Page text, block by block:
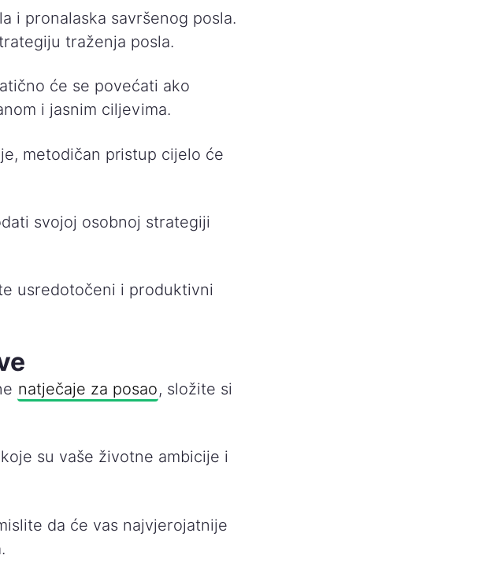
i pronalaska savršenog posla.
traženja posla.
će se povećati ako
i jasnim ciljevima.
metodičan pristup cijelo će
svojoj osobnoj strategiji
usredotočeni i produktivni
natječaje za posao, složite si
su vaše životne ambicije i
da će vas najvjerojatnije